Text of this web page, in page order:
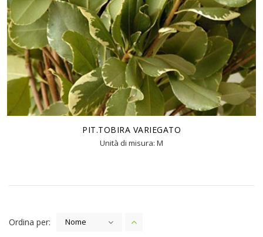
PIT.TOBIRA VARIEGATO
Unità di misura: M
Ordina per: Nome